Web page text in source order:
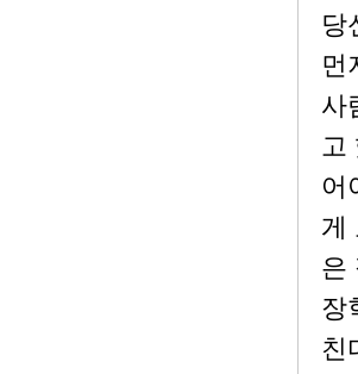
당
먼
사
고
어
게
은
장
친